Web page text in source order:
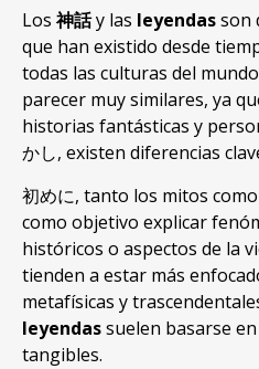
Los神話y las leyendasson
que han existido desde
todas las culturas del mundo
parecer muy similares, ya
historias fantásticas y
かし, existen diferencias
初めに, tanto los mitos
como objetivo explicar
históricos o aspectos de la
tienden a estar más
metafísicas y
leyendassuelen basarse
tangibles.